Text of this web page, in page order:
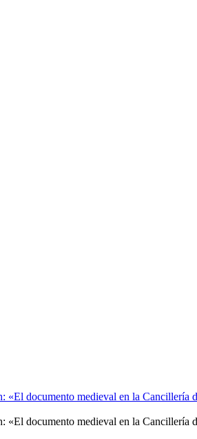
«El documento medieval en la Cancillería
«El documento medieval en la Cancillería